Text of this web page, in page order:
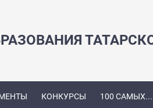
КОНКУРСЫ 100 САМЫХ...